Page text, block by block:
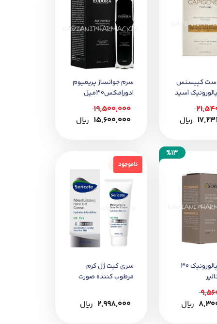
کپیسنس
اسید
﷼
سرم جوانساز پریمیوم
ادورامکس30میل
19,500,000
15,600,000 ﷼
%13
سرم هیالورونیک 30
﷼
ناموجود
ناموجود
سری کیت ژل کرم
مرطوب کننده صورت
2,998,000 ﷼